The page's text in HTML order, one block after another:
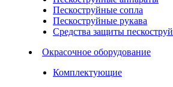
Пескоструйные сопла
Пескоструйные рукава
Средства защиты
Окрасочное оборудование
Комплектующие